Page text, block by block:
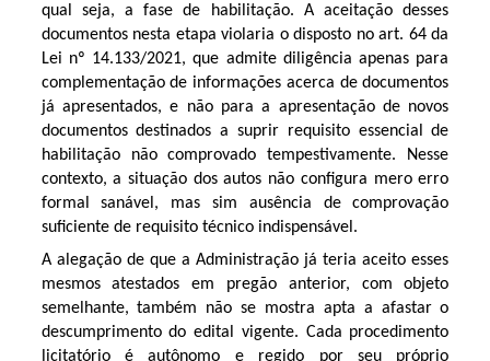
qual seja, a fase de habilitação. A aceitação desses
documentos nesta etapa violaria o disposto no art. 64 da
Lei nº 14.133/2021, que admite diligência apenas para
complementação de informações acerca de documentos
já apresentados, e não para a apresentação de novos
documentos destinados a suprir requisito essencial de
habilitação não comprovado tempestivamente. Nesse
contexto, a situação dos autos não configura mero erro
formal sanável, mas sim ausência de comprovação
suficiente de requisito técnico indispensável.
A alegação de que a Administração já teria aceito esses
mesmos atestados em pregão anterior, com objeto
semelhante, também não se mostra apta a afastar o
descumprimento do edital vigente. Cada procedimento
licitatório é autônomo e regido por seu próprio